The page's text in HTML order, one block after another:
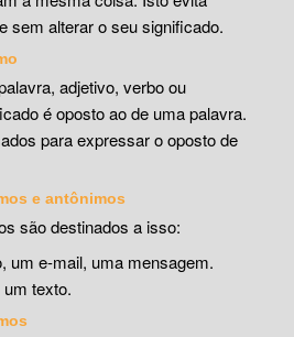
sem alterar o seu significado.
adjetivo, verbo ou
é oposto ao de uma palavra.
para expressar o oposto de
e antônimos
são destinados a isso:
um e-mail, uma mensagem.
texto.